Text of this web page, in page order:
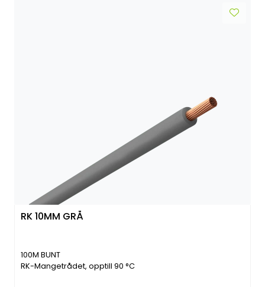
RK 10MM GRÅ
100M BUNT
RK-Mangetrådet, opptill 90 °C